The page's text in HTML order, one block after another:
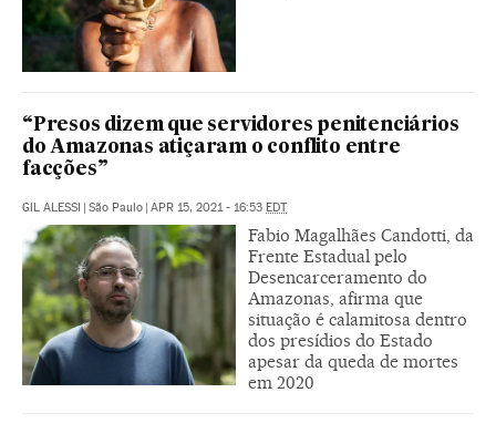
“Presos dizem que servidores penitenciários
do Amazonas atiçaram o conflito entre
facções”
GIL ALESSI | São Paulo | APR 15, 2021 - 16:53 EDT
Fabio Magalhães Candotti, da
Frente Estadual pelo
Desencarceramento do
Amazonas, afirma que
situação é calamitosa dentro
dos presídios do Estado
apesar da queda de mortes
em 2020